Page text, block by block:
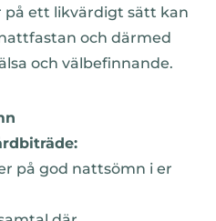
på ett likvärdigt sätt kan
och därmed
och välbefinnande.
på god nattsömn i er